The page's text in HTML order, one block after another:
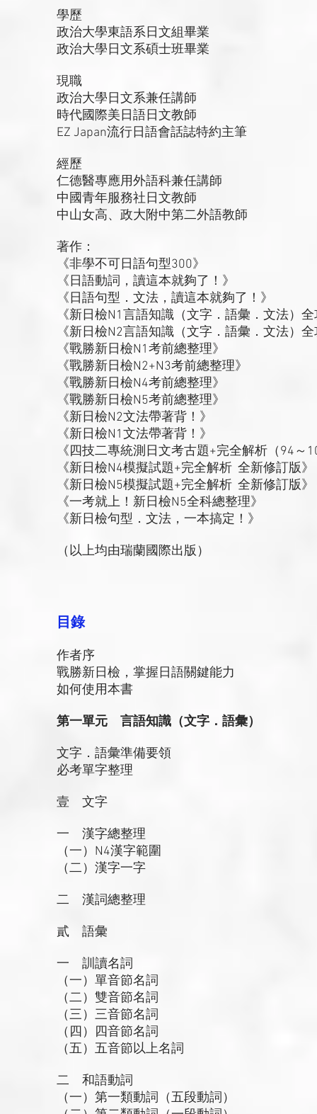
學歷
政治大學東語系日文組畢業
政治大學日文系碩士班畢業
現職
政治大學日文系兼任講師
時代國際美日語日文教師
EZ Japan流行日語會話誌特約主筆
經歷
仁德醫專應用外語科兼任講師
中國青年服務社日文教師
中山女高、政大附中第二外語教師
著作：
《非學不可日語句型300》
《日語動詞，讀這本就夠了！》
《日語句型．文法，讀這本就夠了！》
《新日檢N1言語知識（文字．語彙．文法）
《新日檢N2言語知識（文字．語彙．文法）
《戰勝新日檢N1考前總整理》
《戰勝新日檢N2+N3考前總整理》
《戰勝新日檢N4考前總整理》
《戰勝新日檢N5考前總整理》
《新日檢N2文法帶著背！》
《新日檢N1文法帶著背！》
《四技二專統測日文考古題+完全解析（94～
《新日檢N4模擬試題+完全解析 全新修訂版》
《新日檢N5模擬試題+完全解析 全新修訂版》
《一考就上！新日檢N5全科總整理》
《新日檢句型．文法，一本搞定！》
（以上均由瑞蘭國際出版）
目錄
作者序
戰勝新日檢，掌握日語關鍵能力
如何使用本書
第一單元 言語知識（文字．語彙）
文字．語彙準備要領
必考單字整理
壹 文字
一 漢字總整理
（一）N4漢字範圍
（二）漢字一字
二 漢詞總整理
貳 語彙
一 訓讀名詞
（一）單音節名詞
（二）雙音節名詞
（三）三音節名詞
（四）四音節名詞
（五）五音節以上名詞
二 和語動詞
（一）第一類動詞（五段動詞）